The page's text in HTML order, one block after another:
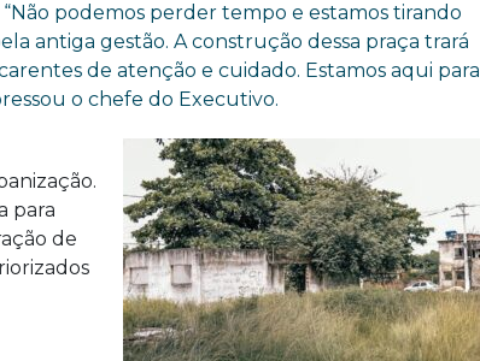
podemos perder tempo e estamos tirando
antiga gestão. A construção dessa praça trará
de atenção e cuidado. Estamos aqui para
o chefe do Executivo.
para
de